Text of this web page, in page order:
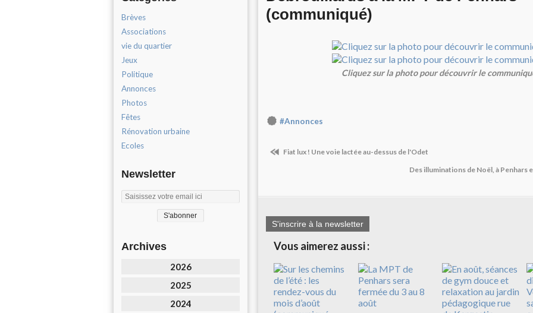
Brèves
Associations
vie du quartier
Jeux
Politique
Annonces
Photos
Fêtes
Rénovation urbaine
Ecoles
Newsletter
Archives
2026
2025
2024
(communiqué)
Cliquez sur la photo pour découvrir le
#Annonces
Fiat lux ! Une voie lactée au-dessus de l'Odet
Des illuminations de Noël, à Penhars
S'inscrire à la newsletter
Vous aimerez aussi :